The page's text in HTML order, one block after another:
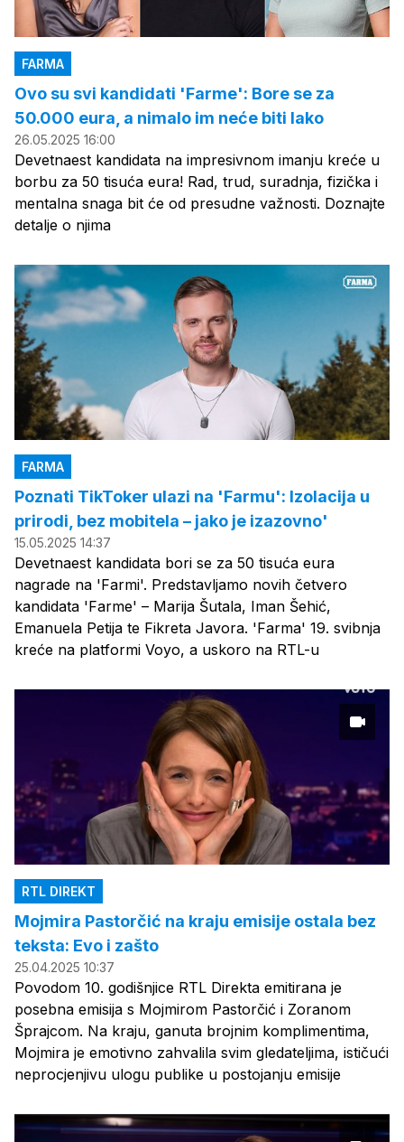
FARMA
Ovo su svi kandidati 'Farme': Bore se za
50.000 eura, a nimalo im neće biti lako
26.05.2025 16:00
Devetnaest kandidata na impresivnom imanju kreće u
borbu za 50 tisuća eura! Rad, trud, suradnja, fizička i
mentalna snaga bit će od presudne važnosti. Doznajte
detalje o njima
FARMA
Poznati TikToker ulazi na 'Farmu': Izolacija u
prirodi, bez mobitela – jako je izazovno'
15.05.2025 14:37
Devetnaest kandidata bori se za 50 tisuća eura
nagrade na 'Farmi'. Predstavljamo novih četvero
kandidata 'Farme' – Marija Šutala, Iman Šehić,
Emanuela Petija te Fikreta Javora. 'Farma' 19. svibnja
kreće na platformi Voyo, a uskoro na RTL-u
RTL DIREKT
Mojmira Pastorčić na kraju emisije ostala bez
teksta: Evo i zašto
25.04.2025 10:37
Povodom 10. godišnjice RTL Direkta emitirana je
posebna emisija s Mojmirom Pastorčić i Zoranom
Šprajcom. Na kraju, ganuta brojnim komplimentima,
Mojmira je emotivno zahvalila svim gledateljima, ističući
neprocjenjivu ulogu publike u postojanju emisije